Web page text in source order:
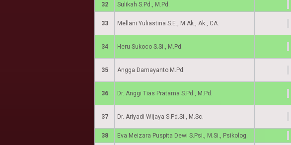
32 Sulikah S.Pd., M.Pd.
33 Mellani Yuliastina S.E., M.Ak., Ak., CA.
34 Heru Sukoco S.Si., M.Pd.
35 Angga Damayanto M.Pd.
36 Dr. Anggi Tias Pratama S.Pd., M.Pd.
37 Dr. Ariyadi Wijaya S.Pd.Si., M.Sc.
38 Eva Meizara Puspita Dewi S.Psi., M.Si., Psikolog.